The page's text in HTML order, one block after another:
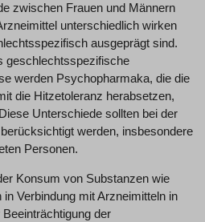
zwischen Frauen und Männern
unterschiedlich wirken
ausgeprägt sind.
geschlechtsspezifische
werden Psychopharmaka, die die
die Hitzetoleranz herabsetzen,
Unterschiede sollten bei der
werden, insbesondere
Personen.
Konsum von Substanzen wie
Verbindung mit Arzneimitteln in
der